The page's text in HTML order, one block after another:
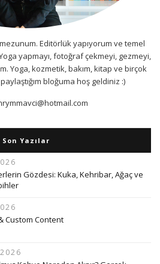
Editörlük yapıyorum ve temel
yapmayı, fotoğraf çekmeyi, gezmeyi,
Yoga, kozmetik, bakım, kitap ve birçok
bloğuma hoş geldiniz :)
Son Yazılar
Gözdesi: Kuka, Kehribar, Ağaç ve
Custom Content